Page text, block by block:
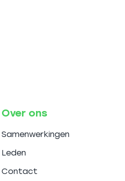
Over ons
Samenwerkingen
Leden
Contact